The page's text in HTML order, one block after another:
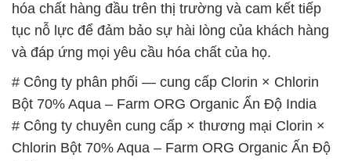
hóa chất hàng đầu trên thị trường và cam kết tiếp
tục nỗ lực để đảm bảo sự hài lòng của khách hàng
và đáp ứng mọi yêu cầu hóa chất của họ.
# Công ty phân phối — cung cấp Clorin × Chlorin
Bột 70% Aqua – Farm ORG Organic Ấn Độ India
# Công ty chuyên cung cấp × thương mại Clorin ×
Chlorin Bột 70% Aqua – Farm ORG Organic Ấn Độ